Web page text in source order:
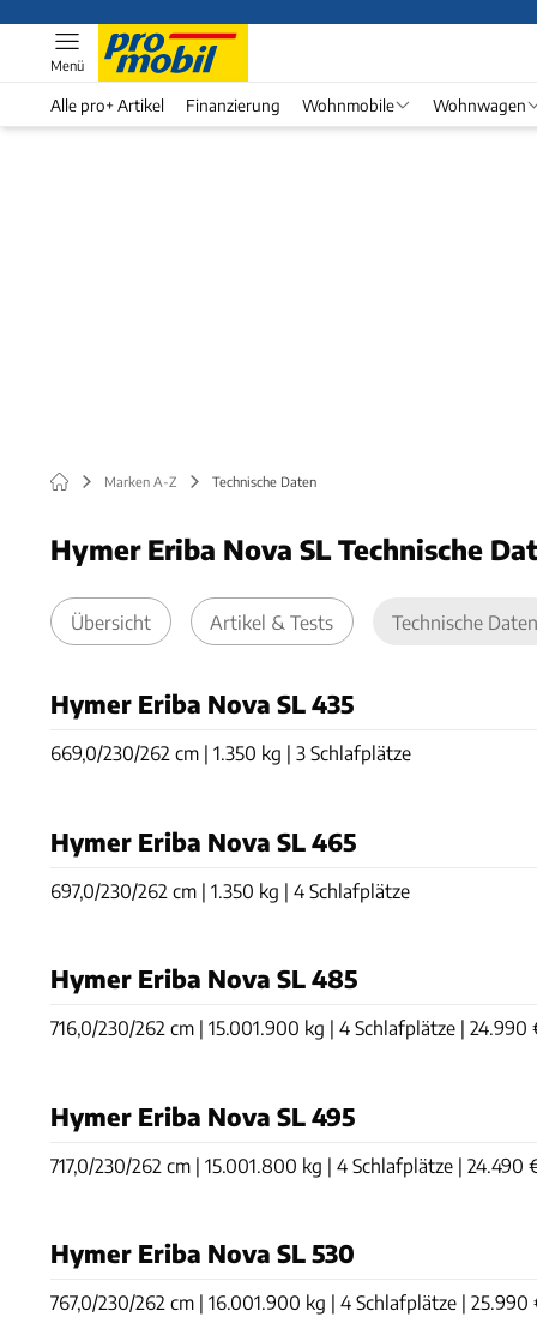
Menü
Alle pro+ Artikel Finanzierung Wohnmobile Wohnwagen
Marken A-Z Technische Daten
Hymer Eriba Nova SL Technische
Übersicht Artikel & Tests Technische Daten
Hymer Eriba Nova SL 435
669,0/230/262 cm | 1.350 kg | 3 Schlafplätze
Hymer Eriba Nova SL 465
697,0/230/262 cm | 1.350 kg | 4 Schlafplätze
Hymer Eriba Nova SL 485
716,0/230/262 cm | 15.001.900 kg | 4 Schlafplätze | 24.990
Hymer Eriba Nova SL 495
717,0/230/262 cm | 15.001.800 kg | 4 Schlafplätze | 24.490
Hymer Eriba Nova SL 530
767,0/230/262 cm | 16.001.900 kg | 4 Schlafplätze | 25.990